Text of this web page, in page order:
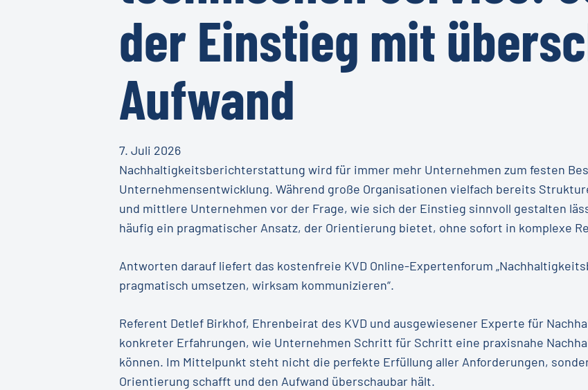
der Einstieg mit
Aufwand
7. Juli 2026
Nachhaltigkeitsberichterstattung wird für immer mehr Unternehmen zum festen
Unternehmensentwicklung. Während große Organisationen vielfach bereits
und mittlere Unternehmen vor der Frage, wie sich der Einstieg sinnvoll gestalten
häufig ein pragmatischer Ansatz, der Orientierung bietet, ohne sofort in komplexe
Antworten darauf liefert das kostenfreie KVD Online-Expertenforum
pragmatisch umsetzen, wirksam kommunizieren“.
Referent Detlef Birkhof, Ehrenbeirat des KVD und ausgewiesener Experte für
konkreter Erfahrungen, wie Unternehmen Schritt für Schritt eine praxisnahe
können. Im Mittelpunkt steht nicht die perfekte Erfüllung aller Anforderungen,
Orientierung schafft und den Aufwand überschaubar hält.